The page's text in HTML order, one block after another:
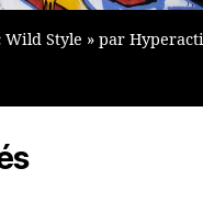
Wild Style » par